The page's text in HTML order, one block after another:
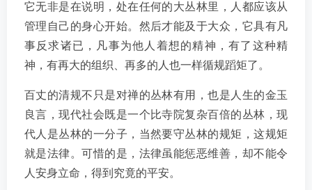
它无非是在说明，处在任何的大丛林里，人都应该从
管理自己的身心开始。然后才能及于大众，它具有凡
事反求诸已，凡事为他人着想的精神，有了这种精
神，有再大的组织、再多的人也一样循规蹈矩了。
百丈的清规不只是对禅的丛林有用，也是人生的金玉
良言，现代社会既是一个比寺院复杂百倍的丛林，现
代人是丛林的一分子，当然要守丛林的规矩，这规矩
就是法律。可惜的是，法律虽能惩恶维善，却不能令
人安身立命，得到究竟的平安。